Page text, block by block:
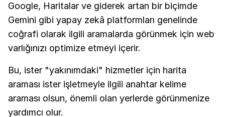
Google, Haritalar ve giderek artan bir biçimde
Gemini gibi yapay zekâ platformları genelinde
coğrafi olarak ilgili aramalarda görünmek için web
varlığınızı optimize etmeyi içerir.
Bu, ister "yakınımdaki" hizmetler için harita
araması ister işletmeyle ilgili anahtar kelime
araması olsun, önemli olan yerlerde görünmenize
yardımcı olur.